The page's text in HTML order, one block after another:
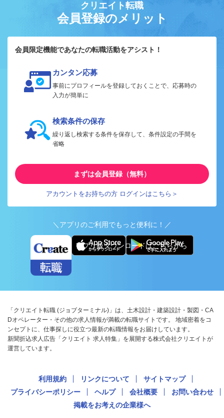
クリエイト転職
会員登録のメリット
会員限定機能であなたの転職活動をアシスト！
カンタン応募
事前にプロフィールを登録しておくことで、応募時の
入力が簡単に
検索条件の保存
繰り返し検索する条件を保存して、条件設定の手間を
省略
まずは会員登録（無料）
アカウントをお持ちの方 ログインはこちら＞
＼アプリのご利用でもっと便利に！／
アプリ版ダウンロードはこちらから
「クリエイト転職 (ジョブターミナル)」は、土木設計・建築設計・製図・CA
Dオペレーター・その他の求人情報が満載の転職サイトです。 地域密着をコ
ンセプトに、仕事探しに役立つ最新の転職情報をお届けしています。
新聞折込求人広告「クリエイト 求人特集」を展開する株式会社クリエイトが
運営しています。
利用規約 リンクについて
サイトマップ
プライバシーポリシー
ヘルプ 会社概要
お問い合わせ
掲載をお考えの企業様へ